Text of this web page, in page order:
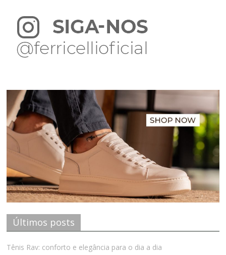
Últimos posts
Tênis Rav: conforto e elegância para o dia a dia